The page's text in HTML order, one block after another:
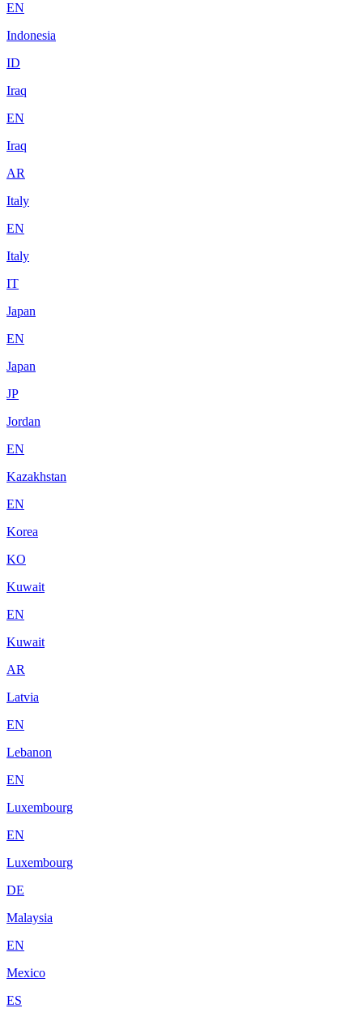
EN
Indonesia
ID
Iraq
EN
Iraq
AR
Italy
EN
Italy
IT
Japan
EN
Japan
JP
Jordan
EN
Kazakhstan
EN
Korea
KO
Kuwait
EN
Kuwait
AR
Latvia
EN
Lebanon
EN
Luxembourg
EN
Luxembourg
DE
Malaysia
EN
Mexico
ES